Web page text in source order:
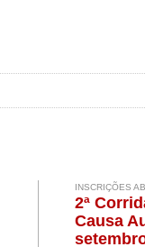
INSCRIÇÕES
2ª
Causa